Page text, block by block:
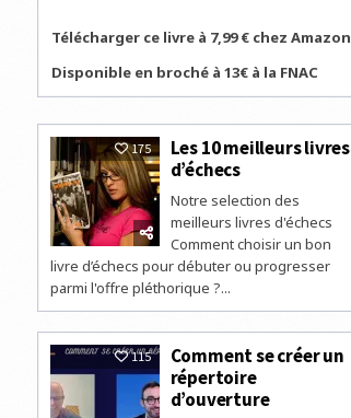
Télécharger ce livre à 7,99 € chez Amazon
Disponible en broché à 13€ à la FNAC
175
Les 10 meilleurs livres
d’échecs
Notre selection des
meilleurs livres d'échecs
Comment choisir un bon
livre d’échecs pour débuter ou progresser
parmi l'offre pléthorique ?...
115
Comment se créer un
répertoire
d’ouverture